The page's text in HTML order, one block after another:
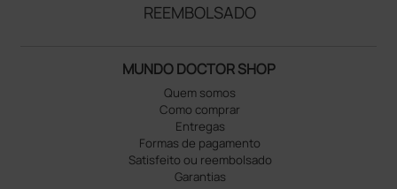
REEMBOLSADO
MUNDO DOCTOR SHOP
Quem somos
Como comprar
Entregas
Formas de pagamento
Satisfeito ou reembolsado
Garantias